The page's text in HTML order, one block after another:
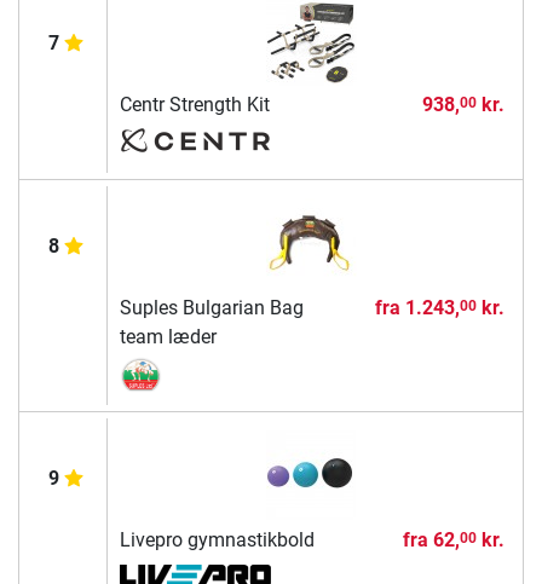
7
Centr Strength Kit 938,00kr.
8
Suples Bulgarian Bag
team læder
fra 1.243,00kr.
9
Livepro gymnastikbold fra 62,00kr.